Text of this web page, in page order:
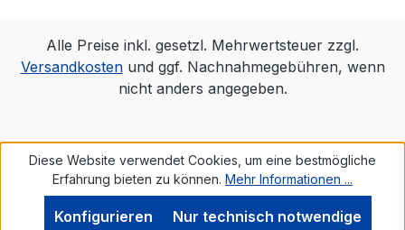
Alle Preise inkl. gesetzl. Mehrwertsteuer zzgl.
Versandkostenund ggf. Nachnahmegebühren, wenn
nicht anders angegeben.
Diese Website verwendet Cookies, um eine bestmögliche
Erfahrung bieten zu können. Mehr Informationen ...
Nur technisch notwendige
Konfigurieren